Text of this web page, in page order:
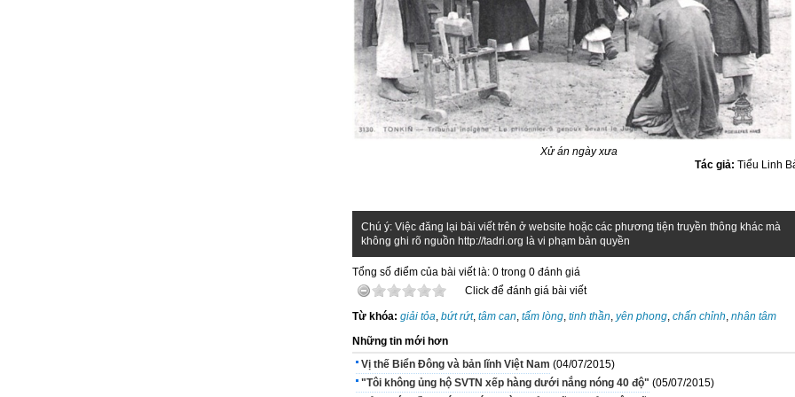
Xử án ngày xưa
Tác giả: Tiểu Linh
Chú ý: Việc đăng lại bài viết trên ở website hoặc các phương tiện truyền thông khác mà
không ghi rõ nguồn http://tadri.org là vi phạm bản quyền
Tổng số điểm của bài viết là: 0 trong 0 đánh giá
Click để đánh giá bài viết
Từ khóa: giải tỏa, bứt rứt, tâm can, tấm lòng, tinh thần, yên phong, chấn chỉnh, nhân tâm
Những tin mới hơn
Vị thế Biển Đông và bản lĩnh Việt Nam (04/07/2015)
"Tôi không ủng hộ SVTN xếp hàng dưới nắng nóng 40 độ" (05/07/2015)